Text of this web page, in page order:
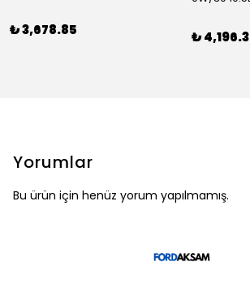
₺ 3,678.85 ₺
Yorumlar
Bu ürün için henüz yorum yapılmamış.